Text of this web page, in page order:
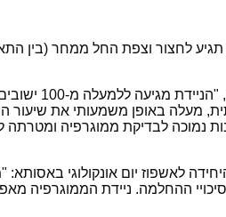
לדבריה
מעלה באופן משמעותי את
נמוכה לבדיקת ממוגרפיה
ההחלמה. ניידת הממוגרפיה